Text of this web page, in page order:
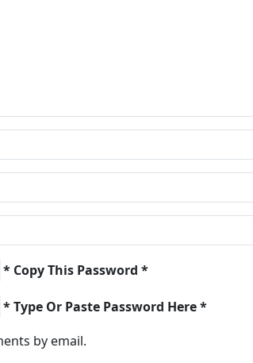
* Copy This Password *
* Type Or Paste Password Here *
by email.